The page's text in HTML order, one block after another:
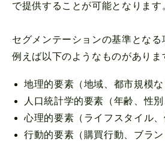
で提供することが可能となります
セグメンテーションの基準となる
例えば以下のようなものがありま
地理的要素（地域、都市規模な
人口統計学的要素（年齢、性別
心理的要素（ライフスタイル、
行動的要素（購買行動、ブラ